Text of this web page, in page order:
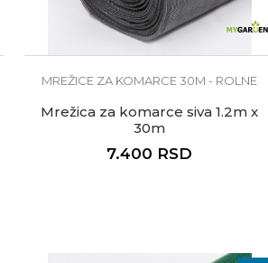
MREŽICE ZA KOMARCE 30M - ROLNE
Mrežica za komarce siva 1.2m x
30m
7.400 RSD